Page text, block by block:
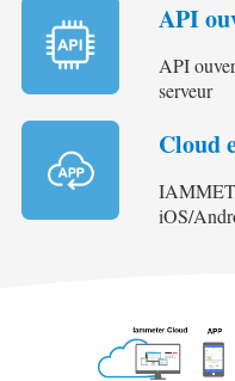
API
API
serveur
Cloud
iOS/